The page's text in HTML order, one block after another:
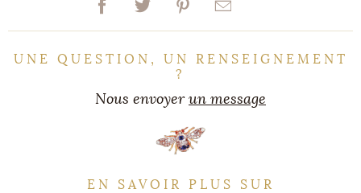
UNE QUESTION, UN RENSEIGNEMENT
?
Nous envoyerun message
EN SAVOIR PLUS SUR